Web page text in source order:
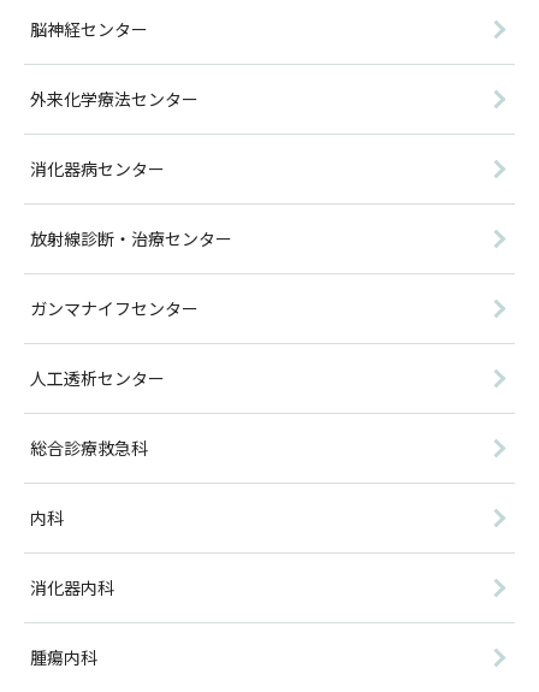
脳神経センター
外来化学療法センター
消化器病センター
放射線診断・治療センター
ガンマナイフセンター
人工透析センター
総合診療救急科
内科
消化器内科
腫瘍内科